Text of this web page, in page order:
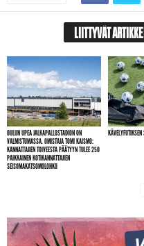
LIITTYVÄT
OULUN UPEA JALKAPALLOSTADION ON
VALMISTUMASSA. OMISTAJA TOMI KAISMO:
KANNATTAJIEN TOIVEESTA PÄÄTYYN TULEE 250
PAIKKAINEN KOTIKANNATTAJIEN
SEISOMAKATSOMOLOHKO